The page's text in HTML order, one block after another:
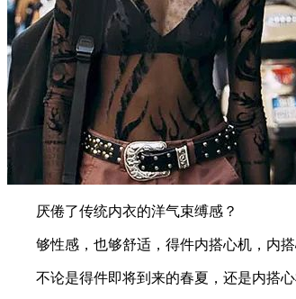
厌倦了传统内衣的洋气束缚感？
够性感，也够舒适，得件内搭心机，内搭
不论是得件即将到来的春夏，还是内搭心